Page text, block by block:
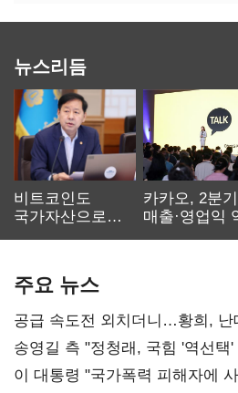
뉴스리듬
비트코인도
국가자산으로…'
카카오, 2분기
매출·영업익
주요 뉴스
공급 속도전 외치더니…황희, 난
리모델링' 제안
송영길 측 "정청래, 국힘 '역선
총선 지휘 못해"
이 대통령 "국가폭력 피해자에